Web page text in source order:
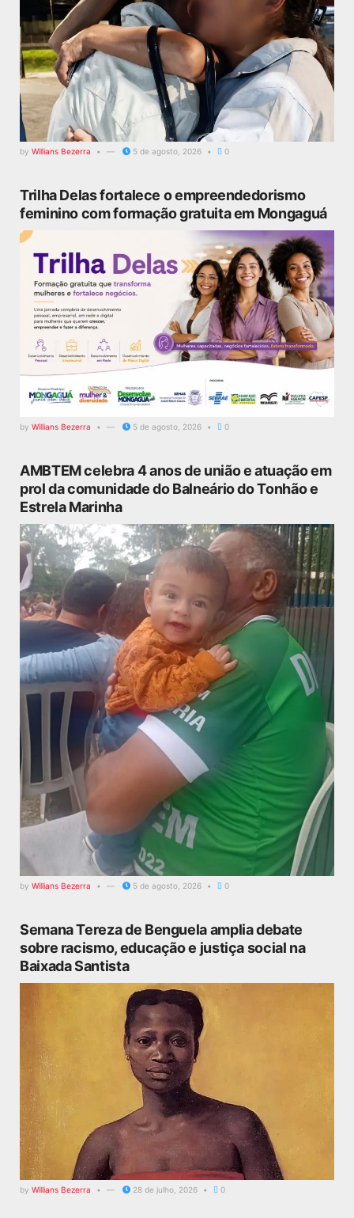
by Willians Bezerra 5 de agosto, 2026 0
Trilha Delas fortalece o empreendedorismo
feminino com formação gratuita em Mongaguá
by Willians Bezerra 5 de agosto, 2026 0
AMBTEM celebra 4 anos de união e atuação em
prol da comunidade do Balneário do Tonhão e
Estrela Marinha
by Willians Bezerra 5 de agosto, 2026 0
Semana Tereza de Benguela amplia debate
sobre racismo, educação e justiça social na
Baixada Santista
by Willians Bezerra 28 de julho, 2026 0